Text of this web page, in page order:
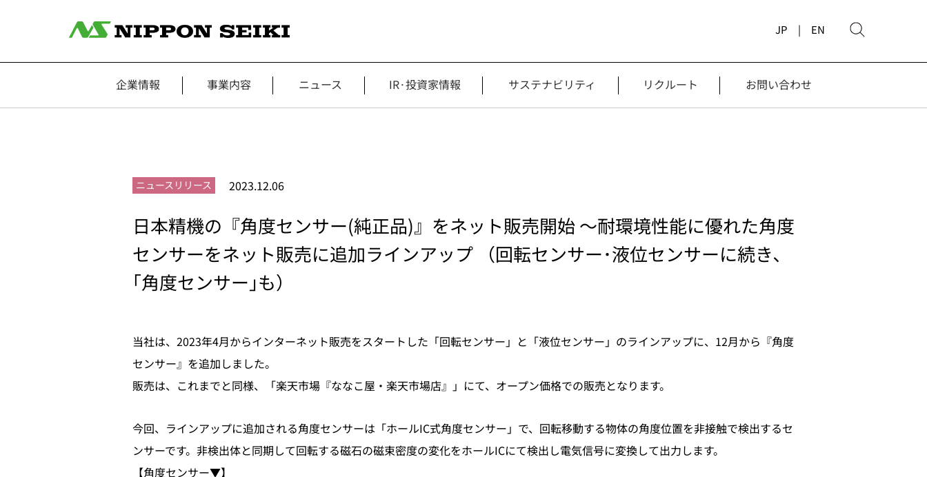
JP | EN
企業情報 事業内容 ニュース IR·投資家情報 サステナビリティ リクルート お問い合わせ
ニュースリリース 2023.12.06
日本精機の『角度センサー(純正品)』をネット販売開始 ～耐環境性能に優れた角度
センサーをネット販売に追加ラインアップ （回転センサー･液位センサーに続き､
｢角度センサー｣も）
当社は、2023年4月からインターネット販売をスタートした「回転センサー」と「液位センサー」のラインアップに、12月から『角度
センサー』を追加しました。
販売は、これまでと同様、「楽天市場『ななこ屋・楽天市場店』」にて、オープン価格での販売となります。
今回、ラインアップに追加される角度センサーは「ホールIC式角度センサー」で、回転移動する物体の角度位置を非接触で検出するセ
ンサーです。非検出体と同期して回転する磁石の磁束密度の変化をホールICにて検出し電気信号に変換して出力します。
【角度センサー▼】